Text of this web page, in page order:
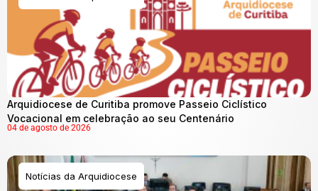
Arquidiocese de Curitiba promove Passeio Ciclístico
Vocacional em celebração ao seu Centenário
04 de agosto de 2026
Notícias da Arquidiocese